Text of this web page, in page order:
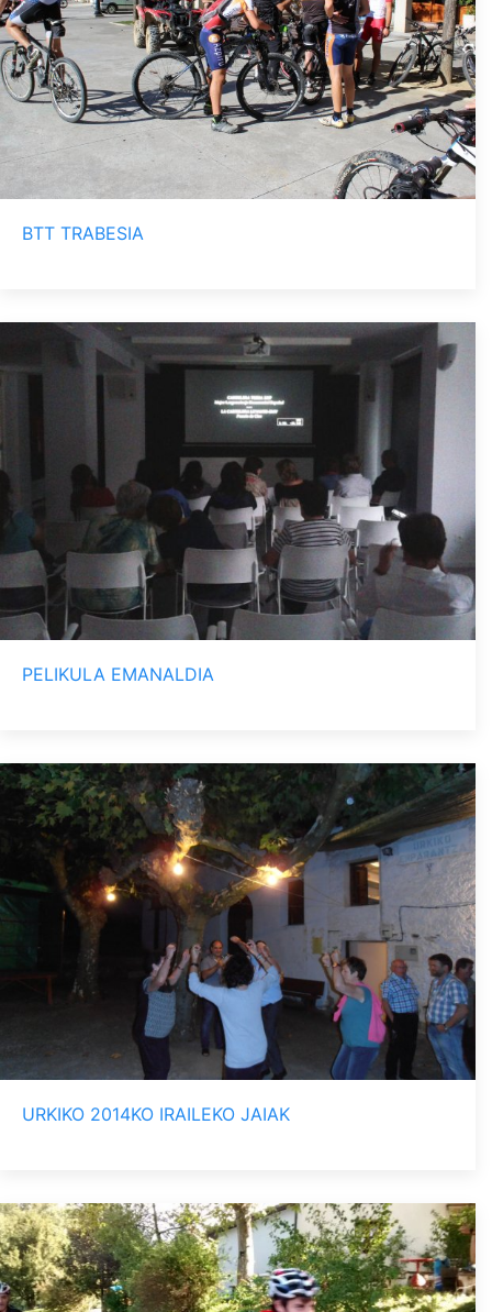
BTT TRABESIA
PELIKULA EMANALDIA
URKIKO 2014KO IRAILEKO JAIAK